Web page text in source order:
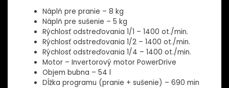
Náplň pre pranie – 8 kg
Náplň pre sušenie – 5 kg
Rýchlosť odstreďovania 1/1 – 1400 ot./min.
Rýchlosť odstreďovania 1/2 – 1400 ot./min.
Rýchlosť odstreďovania 1/4 – 1400 ot./min.
Motor – Invertorový motor PowerDrive
Objem bubna – 54 l
Dĺžka programu (pranie + sušenie) – 690 min